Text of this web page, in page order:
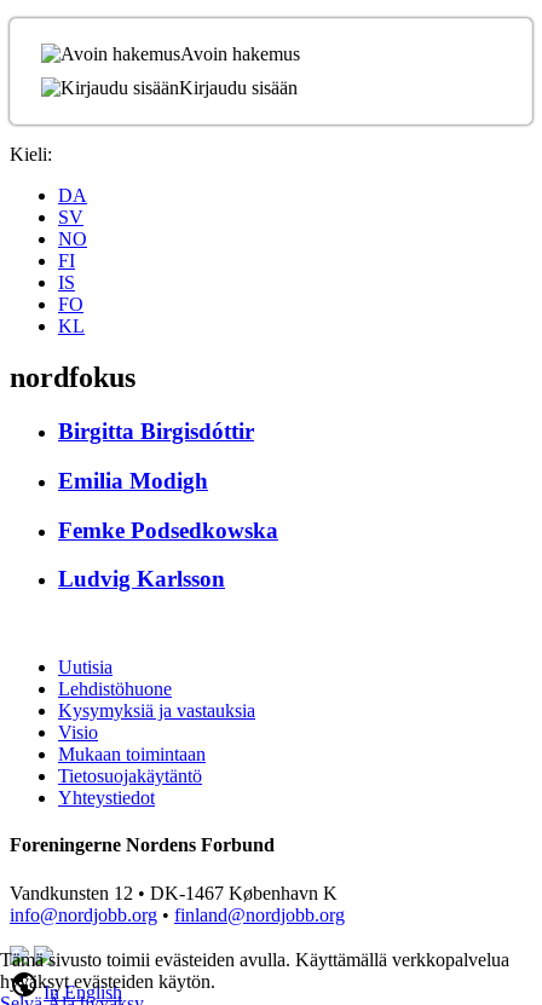
Avoin hakemus
Kirjaudu sisään
Kieli:
DA
SV
NO
FI
IS
FO
KL
nordfokus
Birgitta Birgisdóttir
Emilia Modigh
Femke Podsedkowska
Ludvig Karlsson
Uutisia
Lehdistöhuone
Kysymyksiä ja vastauksia
Visio
Mukaan toimintaan
Tietosuojakäytäntö
Yhteystiedot
Foreningerne Nordens Forbund
Vandkunsten 12 • DK-1467 København K
info@nordjobb.org • finland@nordjobb.org
public In English
Tämä sivusto toimii evästeiden avulla. Käyttämällä verkkopalvelua
hyväksyt evästeiden käytön.